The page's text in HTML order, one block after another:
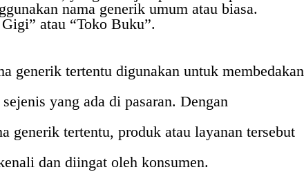
nama generik umum atau biasa.
atau “Toko Buku”.
generik tertentu digunakan untuk membedakan
yang ada di pasaran. Dengan
generik tertentu, produk atau layanan tersebut
dan diingat oleh konsumen.